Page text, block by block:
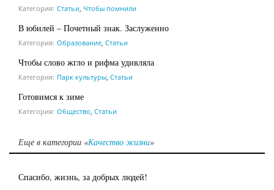
Категория: Статьи Чтобы помнили
В юбилей – Почетный знак. Заслуженно
Категория: Образование Статьи
Чтобы слово жгло и рифма удивляла
Категория: Парк культуры Статьи
Готовимся к зиме
Категория: Общество Статьи
Еще в категории «Качество жизни»
Спасибо, жизнь, за добрых людей!